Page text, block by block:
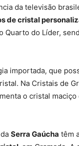
da televisão
de cristal
do Líder,
importada, que
Na Cristais de
o cristal
Serra Gaúcha têm